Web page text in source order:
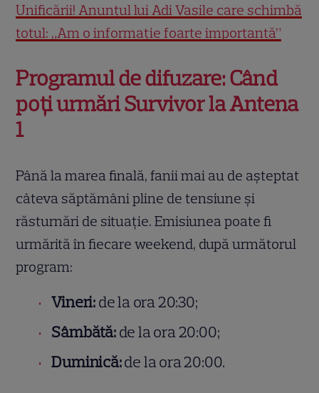
Unificării! Anunțul lui Adi Vasile care schimbă
totul: „Am o informație foarte importantă”
Programul de difuzare: Când
poți urmări Survivor la Antena
1
Până la marea finală, fanii mai au de așteptat
câteva săptămâni pline de tensiune și
răsturnări de situație. Emisiunea poate fi
urmărită în fiecare weekend, după următorul
program:
Vineri:de la ora 20:30;
Sâmbătă:de la ora 20:00;
Duminică:de la ora 20:00.